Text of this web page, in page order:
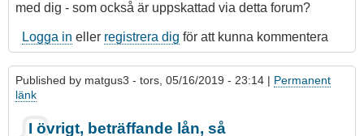
med dig - som också är uppskattad via detta forum?
Logga in eller registrera dig för att kunna kommentera
Published by matgus3 - tors, 05/16/2019 - 23:14 | Permanent
länk
I övrigt, beträffande lån, så